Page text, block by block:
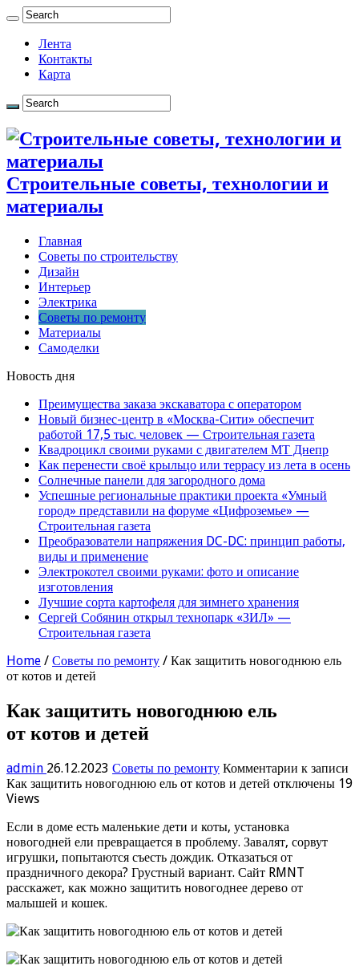
Лента
Контакты
Карта
Строительные советы, технологии и
материалы
Главная
Советы по строительству
Дизайн
Интерьер
Электрика
Советы по ремонту
Материалы
Самоделки
Новость дня
Преимущества заказа экскаватора с оператором
Новый бизнес-центр в «Москва-Сити» обеспечит
работой 17,5 тыс. человек — Строительная газета
Квадроцикл своими руками с двигателем МТ Днепр
Как перенести своё крыльцо или террасу из лета в осень
Солнечные панели для загородного дома
Успешные региональные практики проекта «Умный
город» представили на форуме «Цифроземье» —
Строительная газета
Преобразователи напряжения DC-DC: принцип работы,
виды и применение
Электрокотел своими руками: фото и описание
изготовления
Лучшие сорта картофеля для зимнего хранения
Сергей Собянин открыл технопарк «ЗИЛ» —
Строительная газета
Home / Советы по ремонту / Как защитить новогоднюю ель
от котов и детей
Как защитить новогоднюю ель
от котов и детей
admin 26.12.2023 Советы по ремонту Комментарии к записи
Как защитить новогоднюю ель от котов и детей отключены 19
Views
Если в доме есть маленькие дети и коты, установка
новогодней ели превращается в проблему. Завалят, сорвут
игрушки, попытаются съесть дождик. Отказаться от
праздничного декора? Грустный вариант. Сайт RMNT
расскажет, как можно защитить новогоднее дерево от
малышей и кошек.